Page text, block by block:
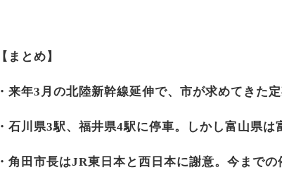
【まとめ】
・来年3月の北陸新幹線延伸で、市が求めてきた
・石川県3駅、福井県4駅に停車。しかし富山県は
・角田市長はJR東日本と西日本に謝意。今までの